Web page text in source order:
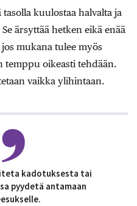
kuulostaa halvalta ja
ärsyttää hetken eikä enää
mukana tulee myös
temppu oikeasti tehdään.
vaikka ylihintaan.
kadotuksesta tai
pyydetä antamaan